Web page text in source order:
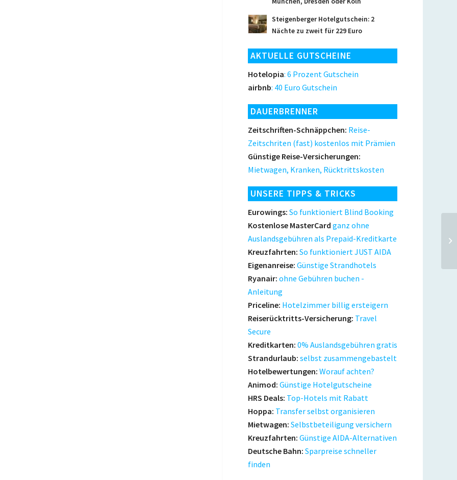
Steigenberger Hotelgutschein: 2
Nächte zu zweit für 229 Euro
AKTUELLE GUTSCHEINE
Hotelopia: 6 Prozent Gutschein
airbnb: 40 Euro Gutschein
DAUERBRENNER
Zeitschriften-Schnäppchen: Reise-
Zeitschriten (fast) kostenlos mit Prämien
Günstige Reise-Versicherungen:
Mietwagen, Kranken, Rücktrittskosten
UNSERE TIPPS & TRICKS
Eurowings: So funktioniert Blind Booking
Kostenlose MasterCard ganz ohne
Auslandsgebühren als Prepaid-Kreditkarte
Kreuzfahrten: So funktioniert JUST AIDA
Eigenanreise: Günstige Strandhotels
Ryanair: ohne Gebühren buchen -
Anleitung
Priceline: Hotelzimmer billig ersteigern
Reiserücktritts-Versicherung: Travel
Secure
Kreditkarten: 0% Auslandsgebühren gratis
Strandurlaub: selbst zusammengebastelt
Hotelbewertungen: Worauf achten?
Animod: Günstige Hotelgutscheine
HRS Deals: Top-Hotels mit Rabatt
Hoppa: Transfer selbst organisieren
Mietwagen: Selbstbeteiligung versichern
Kreuzfahrten: Günstige AIDA-Alternativen
Deutsche Bahn: Sparpreise schneller
finden